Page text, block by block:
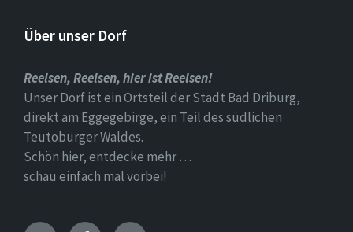
Über unser Dorf
Reelsen, Reelsen, hier ist Reelsen!
Unser Dorf ist ein Ortsteil der Stadt Bad Driburg,
direkt am Eggegebirge, ein Teil des südlichen
Teutoburger Waldes.
Schön hier, entdecke mehr …
schau einfach mal vorbei!